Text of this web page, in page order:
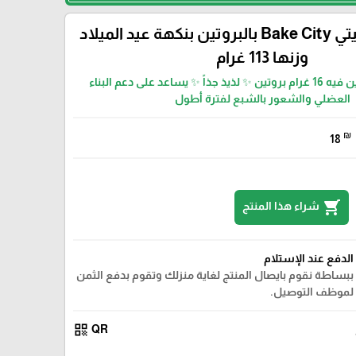
مافن بيك سيتي Bake City بالبروتين بنكهة عيد الميلاد
وزنها 113 غرام
مافن عالي البروتين فيه 16 غرام بروتين ✨ لذيذ جذاً ✨ يساعد على دعم البناء
العضلي والشعور بالشبع لفترة أطول
18 ₪
shopping_cart شراء هذا المنتج
الدفع عند الإستلام
ببساطة نقوم بايصال المنتج لغاية منزلك وتقوم بدفع الثمن
لموظف التوصيل.
QR
qr_code